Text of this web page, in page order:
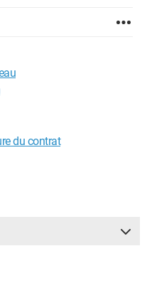
du contrat